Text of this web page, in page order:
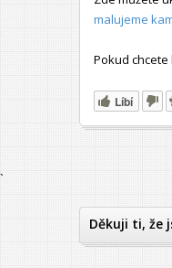
malujeme
Pokud
Líbí
`
Děkuji ti, že